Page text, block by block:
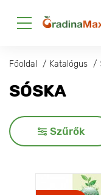
Főoldal Katalógus
SÓSKA
Szűrők